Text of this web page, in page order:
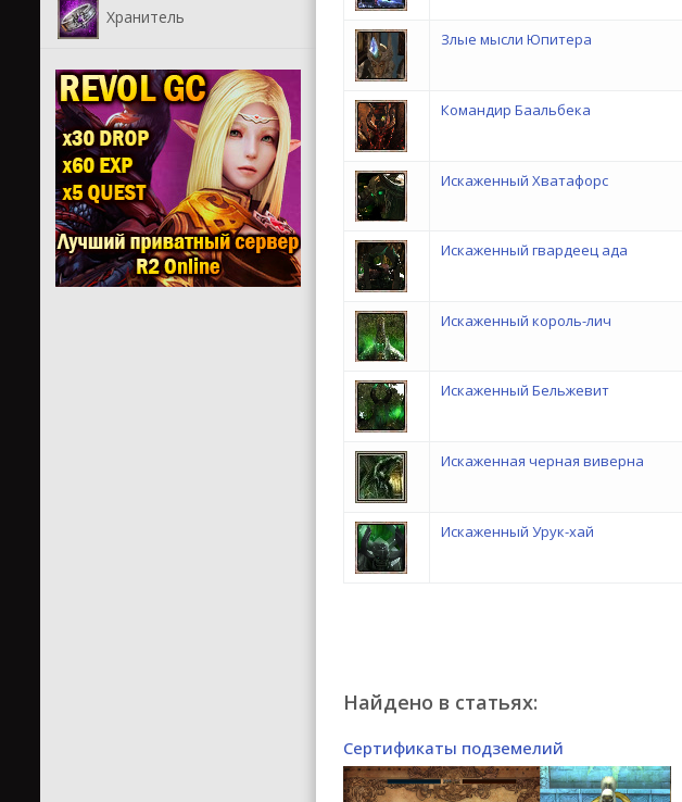
Хранитель
Злые мысли Юпитера
Командир Баальбека
Искаженный Хватафорс
Искаженный гвардеец ада
Искаженный король-лич
Искаженный Бельжевит
Искаженная черная виверна
Искаженный Урук-хай
Найдено в статьях:
Сертификаты подземелий